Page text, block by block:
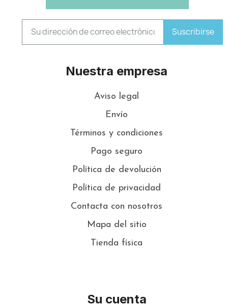
Suscribirse
Nuestra empresa
Aviso legal
Envío
Términos y condiciones
Pago seguro
Política de devolución
Política de privacidad
Contacta con nosotros
Mapa del sitio
Tienda física
Su cuenta